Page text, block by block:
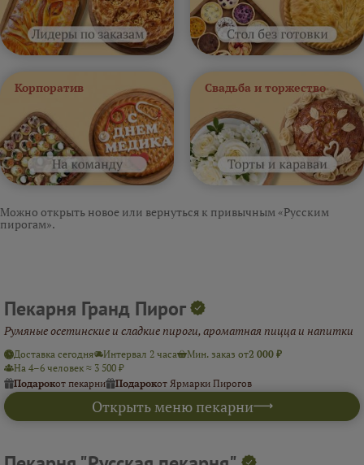
Корпоратив Свадьба и торжество
Можно открыть новое или вернуться к привычным «Русским
пирогам».
Пекарня Гранд Пирог
Открыть меню пекарни
Румяные осетинские и сладкие пироги, ароматная пицца и напитки
Доставка сегодня Интервал 2 часа Мин. заказ от2 000 ₽
На 4–6 человек ≈ 3 500 ₽
Подарокот пекарни Подарокот Ярмарки Пирогов